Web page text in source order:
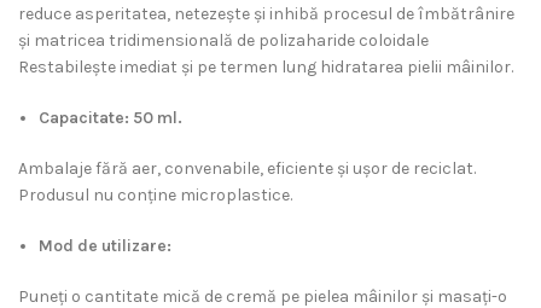
reduce asperitatea, netezește și inhibă procesul de îmbătrânire
și matricea tridimensională de polizaharide coloidale
Restabilește imediat și pe termen lung hidratarea pielii mâinilor.
Capacitate: 50 ml.
Ambalaje fără aer, convenabile, eficiente și ușor de reciclat.
Produsul nu conține microplastice.
Mod de utilizare:
Puneți o cantitate mică de cremă pe pielea mâinilor și masați-o